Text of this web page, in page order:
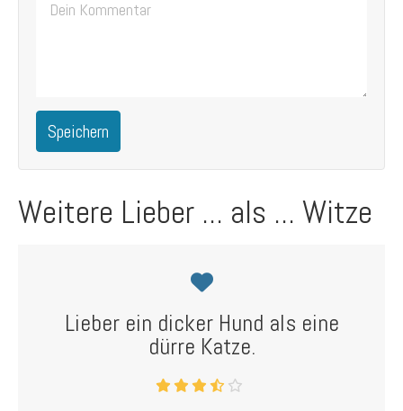
Speichern
Weitere Lieber ... als ... Witze
Lieber ein dicker Hund als eine
dürre Katze.